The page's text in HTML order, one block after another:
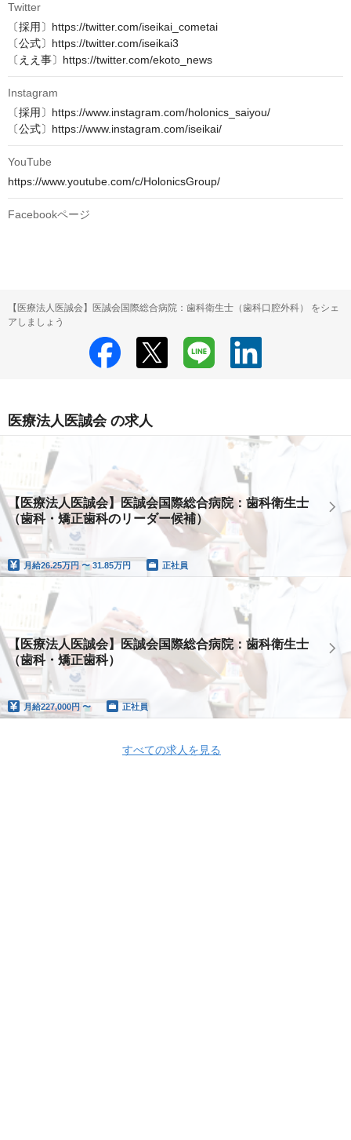
Twitter
〔採用〕https://twitter.com/iseikai_cometai
〔公式〕https://twitter.com/iseikai3
〔ええ事〕https://twitter.com/ekoto_news
Instagram
〔採用〕https://www.instagram.com/holonics_saiyou/
〔公式〕https://www.instagram.com/iseikai/
YouTube
https://www.youtube.com/c/HolonicsGroup/
Facebookページ
【医療法人医誠会】医誠会国際総合病院：歯科衛生士（歯科口腔外科） をシェ
アしましょう
医療法人医誠会 の求人
【医療法人医誠会】医誠会国際総合病院：歯科衛生士
（歯科・矯正歯科のリーダー候補）
月給26.25万円 〜 31.85万円 正社員
【医療法人医誠会】医誠会国際総合病院：歯科衛生士
（歯科・矯正歯科）
月給227,000円 〜 正社員
すべての求人を見る